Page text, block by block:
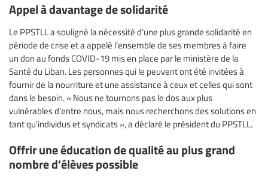
Appel à davantage de solidarité
Le PPSTLL a souligné la nécessité d’une plus grande solidarité en
période de crise et a appelé l’ensemble de ses membres à faire
un don au fonds COVID-19 mis en place par le ministère de la
Santé du Liban. Les personnes qui le peuvent ont été invitées à
fournir de la nourriture et une assistance à ceux et celles qui sont
dans le besoin. « Nous ne tournons pas le dos aux plus
vulnérables d’entre nous, mais nous recherchons des solutions en
tant qu’individus et syndicats », a déclaré le président du PPSTLL.
Offrir une éducation de qualité au plus grand
nombre d’élèves possible